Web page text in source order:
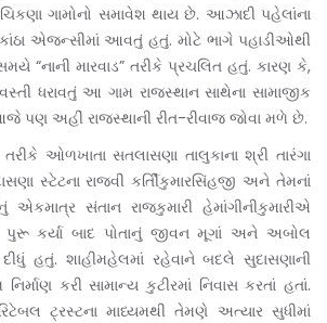
ગામોનો સમાવેશ થાય છે. આઝાદી પહેલાંના
એજન્સીમાં આવતું હતું. મોટે ભાગે પહાડીઓથી
“નાની મારવાડ” તરીકે પ્રચલિત હતું. કારણ કે,
ધરાવતું આ ગામ રાજસ્થાન સાથેના સામાજીક
પણ અહીં રાજસ્થાની રીત-રીવાજ જોવા મળે છે.
તરીકે ઓળખાતા સતલાસણા તાલુકાના શ્રી તારંગા
સ્ટેટના રાજવી કર્તિીકુમારસિંહજી અને તેમનાં
એકમાત્ર સંતાન રાજકુમારી હેમાંગીનીકુમારીએ
કર્યા બાદ પોતાનું જીવન મૂગાં અને અબોલ
હતું. શાહીમહેલમાં રહેવાને બદલે સુદાસણાની
કરી સામાન્ય કુટીરમાં નિવાસ કરતાં હતાં.
ટ્રસ્ટના માધ્યમથી તેમણે અત્યાર સુધીમાં